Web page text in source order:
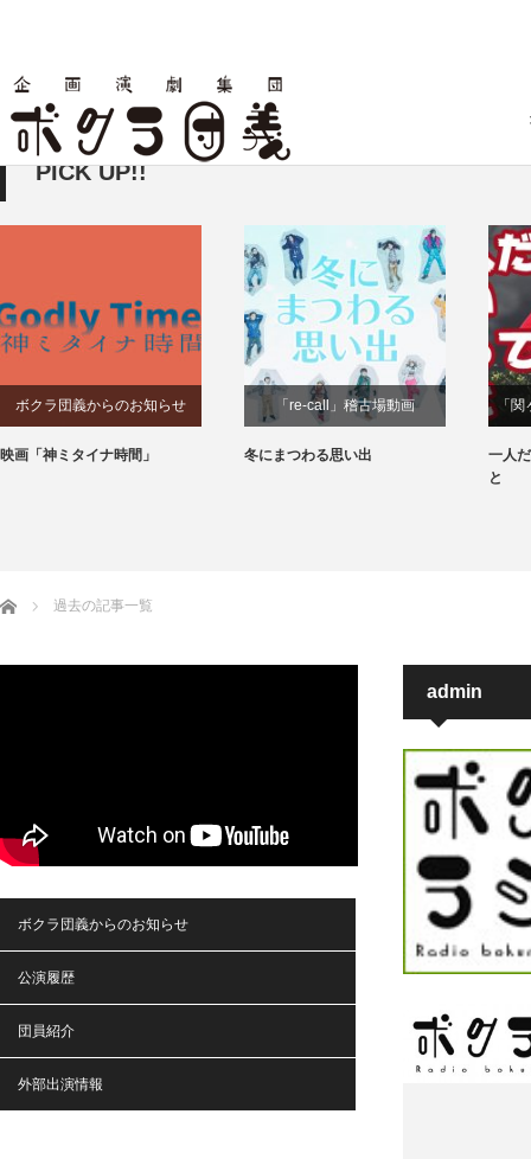
PICK UP!!
ボクラ団義からのお知らせ
映画「神ミタイナ時間」
「re-call」稽古場動画
冬にまつわる思い出
「
一人
と
ホーム 過去の記事一覧
admin
ボクラ団義からのお知らせ
公演履歴
団員紹介
外部出演情報